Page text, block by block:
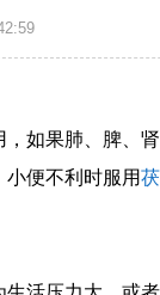
如果肺、脾、
便不利时服用